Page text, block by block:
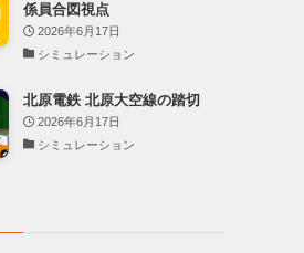
係員合図視点
2026年6月17日
シミュレーション
北原電鉄 北原大空線の踏切
2026年6月17日
シミュレーション